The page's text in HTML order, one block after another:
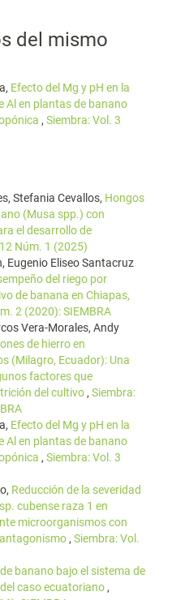
del mismo
Efecto del Mg y pH en la
Al en plantas de banano
, Siembra: Vol. 3
Stefania Cevallos, Hongos
(Musa spp.) con
el desarrollo de
Núm. 1 (2025)
Eugenio Eliseo Santacruz
del riego por
de banana en Chiapas,
2 (2020): SIEMBRA
Vera-Morales, Andy
de hierro en
(Milagro, Ecuador): Una
factores que
del cultivo , Siembra:
Efecto del Mg y pH en la
Al en plantas de banano
, Siembra: Vol. 3
Reducción de la severidad
cubense raza 1 en
microorganismos con
, Siembra: Vol.
banano bajo el sistema de
caso ecuatoriano ,